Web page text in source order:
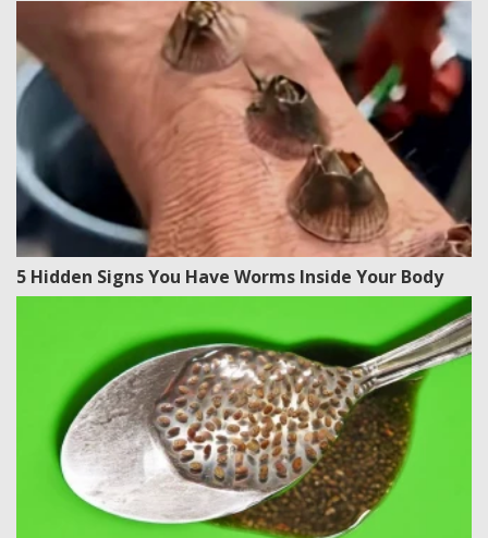
5 Hidden Signs You Have Worms Inside Your Body